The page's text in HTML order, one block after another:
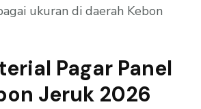
ukuran di daerah Kebon
Pagar Panel
Jeruk 2026